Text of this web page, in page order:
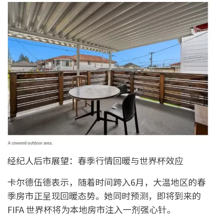
经纪人后市展望：春季行情回暖与世界杯效应
卡尔德伍德表示，随着时间跨入6月，大温地区的春
季房市正呈现回暖态势。她同时预测，即将到来的
FIFA 世界杯将为本地房市注入一剂强心针。